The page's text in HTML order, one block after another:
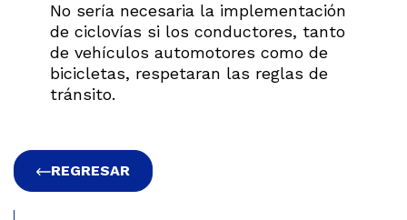
No sería necesaria la implementación
de ciclovías si los conductores, tanto
de vehículos automotores como de
bicicletas, respetaran las reglas de
tránsito.
REGRESAR